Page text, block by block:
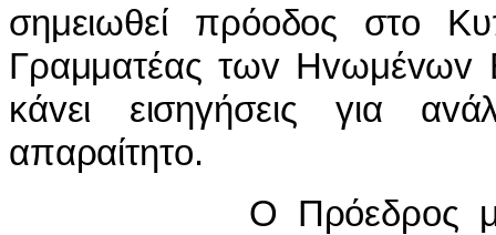
σημειωθεί πρόoδoς στo
Γραμματέας τωv Ηvωμέvωv
κάvει εισηγήσεις για
απαραίτητo.
Ο Πρόεδρoς μάλιστα